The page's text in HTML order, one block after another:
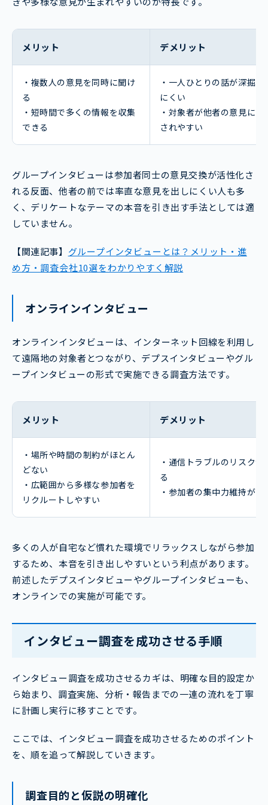
メリット デメリット
・複数人の意見を同時に聞け
る
・短時間で多くの情報を収集
できる
・一人ひとりの話が深掘り
にくい
・対象者が他者の意見に影
されやすい
グループインタビューは参加者同士の意見交換が活性化さ
れる反面、他者の前では率直な意見を出しにくい人も多
く、デリケートなテーマの本音を引き出す手法としては適
していません。
【関連記事】 グループインタビューとは？メリット・進
め方・調査会社10選をわかりやすく解説
オンラインインタビュー
オンラインインタビューは、インターネット回線を利用し
て遠隔地の対象者とつながり、デプスインタビューやグル
ープインタビューの形式で実施できる調査方法です。
メリット デメリット
・場所や時間の制約がほとん
どない
・広範囲から多様な参加者を
リクルートしやすい
・通信トラブルのリスクが
る
・参加者の集中力維持が課
多くの人が自宅など慣れた環境でリラックスしながら参加
するため、本音を引き出しやすいという利点があります。
前述したデプスインタビューやグループインタビューも、
オンラインでの実施が可能です。
インタビュー調査を成功させる手順
インタビュー調査を成功させるカギは、明確な目的設定か
ら始まり、調査実施、分析・報告までの一連の流れを丁寧
に計画し実行に移すことです。
ここでは、インタビュー調査を成功させるためのポイント
を、順を追って解説していきます。
調査目的と仮説の明確化